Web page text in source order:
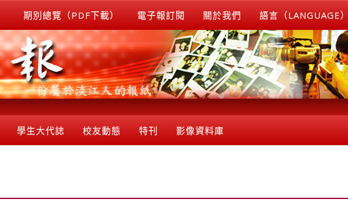
期別總覽（PDF下載） 電子報訂閱 關於我們 語言（LANGUAGE）
學生大代誌 校友動態 特刊 影像資料庫